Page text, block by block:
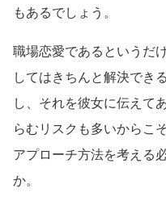
もあるでしょう。
職場恋愛であるというだ
してはきちんと解決でき
し、それを彼女に伝えて
らむリスクも多いからこ
アプローチ方法を考える
か。